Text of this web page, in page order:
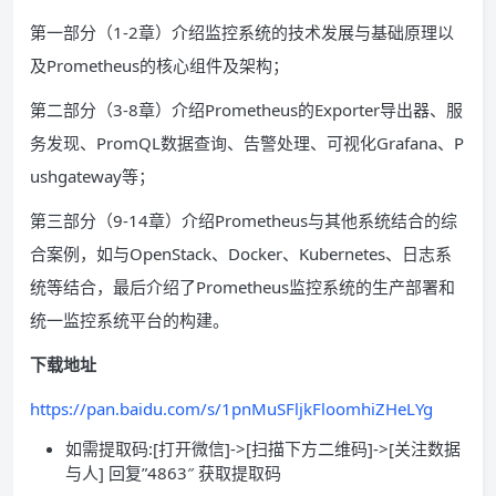
第一部分（1-2章）介绍监控系统的技术发展与基础原理以
及Prometheus的核心组件及架构；
第二部分（3-8章）介绍Prometheus的Exporter导出器、服
务发现、PromQL数据查询、告警处理、可视化Grafana、P
ushgateway等；
第三部分（9-14章）介绍Prometheus与其他系统结合的综
合案例，如与OpenStack、Docker、Kubernetes、日志系
统等结合，最后介绍了Prometheus监控系统的生产部署和
统一监控系统平台的构建。
下载地址
https://pan.baidu.com/s/1pnMuSFljkFloomhiZHeLYg
如需提取码:[打开微信]->[扫描下方二维码]->[关注数据
与人] 回复”4863″ 获取提取码